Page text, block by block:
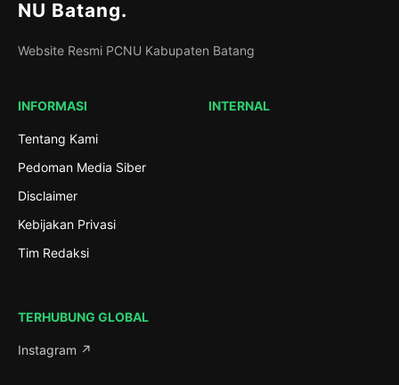
NU Batang.
Website Resmi PCNU Kabupaten Batang
INFORMASI
Tentang Kami
Pedoman Media Siber
Disclaimer
Kebijakan Privasi
Tim Redaksi
INTERNAL
TERHUBUNG GLOBAL
Instagram ↗